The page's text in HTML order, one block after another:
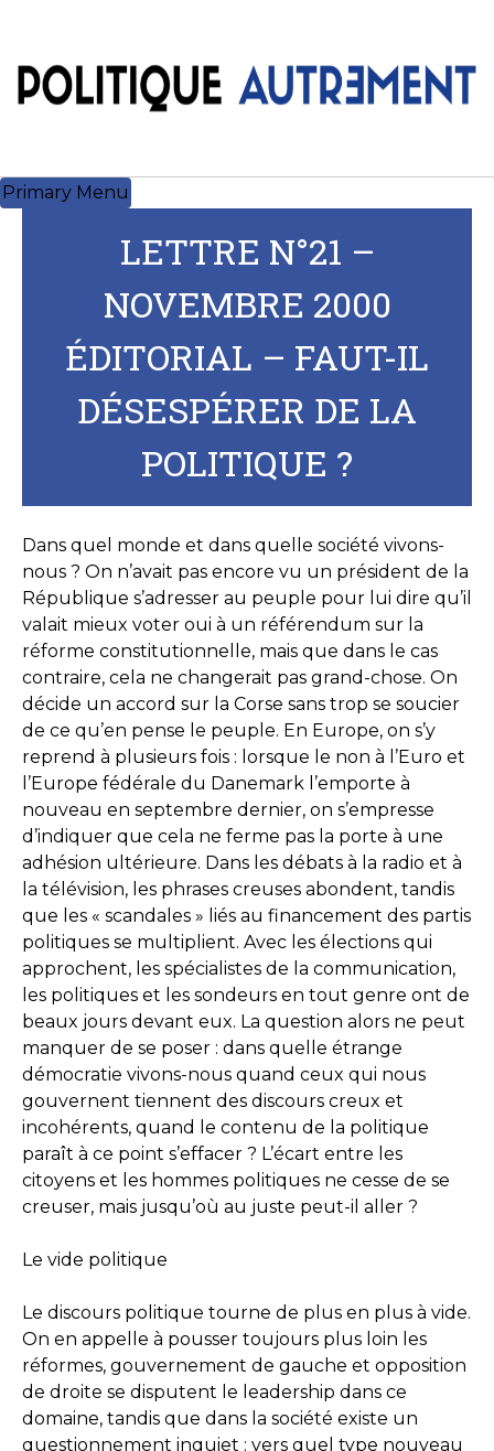
content
Primary Menu
LETTRE N°21 –
NOVEMBRE 2000
ÉDITORIAL – FAUT-IL
DÉSESPÉRER DE LA
POLITIQUE ?
Dans quel monde et dans quelle société vivons-
nous ? On n’avait pas encore vu un président de la
République s’adresser au peuple pour lui dire qu’il
valait mieux voter oui à un référendum sur la
réforme constitutionnelle, mais que dans le cas
contraire, cela ne changerait pas grand-chose. On
décide un accord sur la Corse sans trop se soucier
de ce qu’en pense le peuple. En Europe, on s’y
reprend à plusieurs fois : lorsque le non à l’Euro et
l’Europe fédérale du Danemark l’emporte à
nouveau en septembre dernier, on s’empresse
d’indiquer que cela ne ferme pas la porte à une
adhésion ultérieure. Dans les débats à la radio et à
la télévision, les phrases creuses abondent, tandis
que les « scandales » liés au financement des partis
politiques se multiplient. Avec les élections qui
approchent, les spécialistes de la communication,
les politiques et les sondeurs en tout genre ont de
beaux jours devant eux. La question alors ne peut
manquer de se poser : dans quelle étrange
démocratie vivons-nous quand ceux qui nous
gouvernent tiennent des discours creux et
incohérents, quand le contenu de la politique
paraît à ce point s’effacer ? L’écart entre les
citoyens et les hommes politiques ne cesse de se
creuser, mais jusqu’où au juste peut-il aller ?
Le vide politique
Le discours politique tourne de plus en plus à vide.
On en appelle à pousser toujours plus loin les
réformes, gouvernement de gauche et opposition
de droite se disputent le leadership dans ce
domaine, tandis que dans la société existe un
questionnement inquiet : vers quel type nouveau